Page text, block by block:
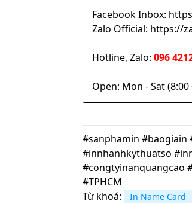
Facebook Inbox:
Zalo Official: https://
Hotline, Zalo: 096
Open: Mon - Sat (8:00
#sanphamin
#innhanhkythuatso
#congtyinanquangcao
#TPHCM
Từ khoá:
In Name Card